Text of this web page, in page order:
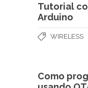
Tutorial
Arduino
WIRELESS
Como